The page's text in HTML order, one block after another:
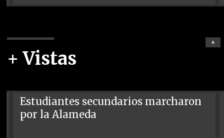
+ Vistas
+
Estudiantes secundarios marcharon
por la Alameda